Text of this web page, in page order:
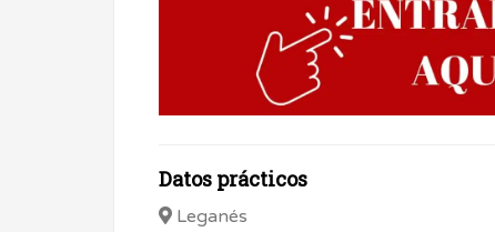
Datos prácticos
Leganés